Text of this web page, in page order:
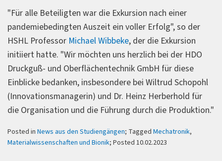
"Für alle Beteiligten war die Exkursion nach einer
pandemiebedingten Auszeit ein voller Erfolg", so der
HSHL Professor Michael Wibbeke, der die Exkursion
initiiert hatte. "Wir möchten uns herzlich bei der HDO
Druckguß- und Oberflächentechnik GmbH für diese
Einblicke bedanken, insbesondere bei Wiltrud Schopohl
(Innovationsmanagerin) und Dr. Heinz Herberhold für
die Organisation und die Führung durch die Produktion."
Posted in News aus den Studiengängen; Tagged Mechatronik,
Materialwissenschaften und Bionik; Posted 10.02.2023